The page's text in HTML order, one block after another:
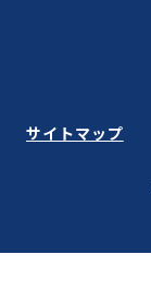
サイトマップ